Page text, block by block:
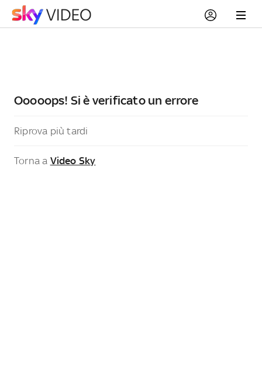
Ooooops! Si è verificato un errore
Riprova più tardi
Torna a Video Sky